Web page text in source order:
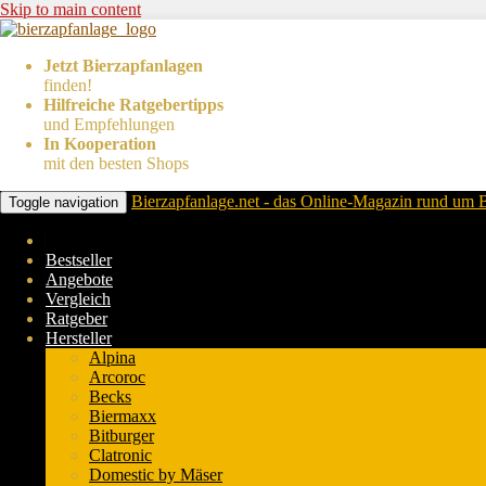
Skip to main content
Jetzt Bierzapfanlagen
finden!
Hilfreiche Ratgebertipps
und Empfehlungen
In Kooperation
mit den besten Shops
Toggle navigation Bierzapfanlage.net - das Online-Magazin rund um
Bestseller
Angebote
Vergleich
Ratgeber
Hersteller
Alpina
Arcoroc
Becks
Biermaxx
Bitburger
Clatronic
Domestic by Mäser